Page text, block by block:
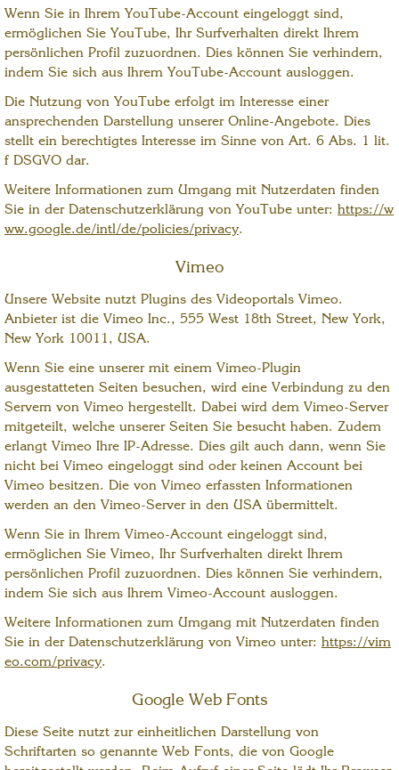
Wenn Sie in Ihrem YouTube-Account eingeloggt sind,
ermöglichen Sie YouTube, Ihr Surfverhalten direkt Ihrem
persönlichen Profil zuzuordnen. Dies können Sie verhindern,
indem Sie sich aus Ihrem YouTube-Account ausloggen.
Die Nutzung von YouTube erfolgt im Interesse einer
ansprechenden Darstellung unserer Online-Angebote. Dies
stellt ein berechtigtes Interesse im Sinne von Art. 6 Abs. 1 lit.
f DSGVO dar.
Weitere Informationen zum Umgang mit Nutzerdaten finden
Sie in der Datenschutzerklärung von YouTube unter: https://w
ww.google.de/intl/de/policies/privacy.
Vimeo
Unsere Website nutzt Plugins des Videoportals Vimeo.
Anbieter ist die Vimeo Inc., 555 West 18th Street, New York,
New York 10011, USA.
Wenn Sie eine unserer mit einem Vimeo-Plugin
ausgestatteten Seiten besuchen, wird eine Verbindung zu den
Servern von Vimeo hergestellt. Dabei wird dem Vimeo-Server
mitgeteilt, welche unserer Seiten Sie besucht haben. Zudem
erlangt Vimeo Ihre IP-Adresse. Dies gilt auch dann, wenn Sie
nicht bei Vimeo eingeloggt sind oder keinen Account bei
Vimeo besitzen. Die von Vimeo erfassten Informationen
werden an den Vimeo-Server in den USA übermittelt.
Wenn Sie in Ihrem Vimeo-Account eingeloggt sind,
ermöglichen Sie Vimeo, Ihr Surfverhalten direkt Ihrem
persönlichen Profil zuzuordnen. Dies können Sie verhindern,
indem Sie sich aus Ihrem Vimeo-Account ausloggen.
Weitere Informationen zum Umgang mit Nutzerdaten finden
Sie in der Datenschutzerklärung von Vimeo unter: https://vim
eo.com/privacy.
Google Web Fonts
Diese Seite nutzt zur einheitlichen Darstellung von
Schriftarten so genannte Web Fonts, die von Google